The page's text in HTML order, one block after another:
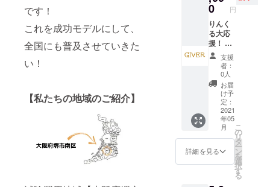
です！
これを成功モデルにして、
全国にも普及させていきた
い！
【私たちの地域のご紹介】
なる場
合がご
ざいま
すので
ご了承
くださ
い。 ※
チケッ
ト有効
期限
2021年
5月1日
～2022
年4月30
日迄
福性：
高い 創
造性が
高い事
で、新
たな発
想を思
いつき
自分で
決断も
出来
る。 尊
重性が
低い事
分の意
見を
りも
ば、自
みやス
トレス
を感じ
る部分
が明確
にな
り、生
きやす
くなり
ますの
で、ぜ
ひお試
さい。
詳しく
ども部
会 代表
・河内
長野市
商店連
合会 理
演実績
テーマ
（一
部）
「利用
者主体
の職場
づくり
に大切
まで時
間がか
かって
しまう
可能性
がござ
いま
す。 少
人数で
の開催
やソー
シャル
ディス
タンス
を保つ
など、
しま
す。 自
分とは
異なる
相手の
考えや
気持
ち、価
値観や
行動が
理解で
きるよ
うにな
り、対
人関係
のスト
レスが
大きく
介護に
関わる
あらゆ
ること
に精通
してお
り、多
くの人
脈も持
つ高岡
秀明さ
ん。 施
設の企
画、設
計、ス
タッフ
育成、
資金調
ZOOM
対応
（訪問
やクラ
ブハウ
スは要
相談）
四ヶ所
があな
たの個
性を診
断し解
説致し
ます。
ACS個
性診断
はコ
ミュニ
0 円
りんく
る大応
援！ と
にかく
応援し
たいん
だ！ と
いう圧
倒的ギ
バーの
方用で
す。 恐
縮すぎ
て選ん
でもら
えると
支援
者：
0人
お届
け予
定：
2021
年05
月
詳細を見る
こ
の
リ
タ
ー
ン
を
選
択
す
る